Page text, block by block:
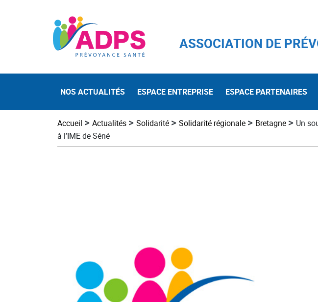
ASSOCIATION DE
NOS ACTUALITÉS ESPACE ENTREPRISE ESPACE PARTENAIRES
Accueil > Actualités > Solidarité > Solidarité régionale > Bretagne > Un
à l’IME de Séné